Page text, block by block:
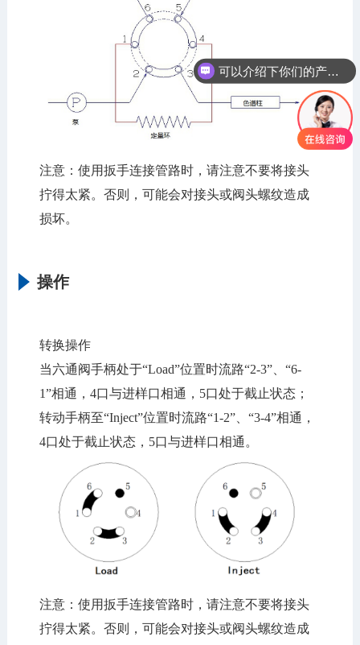
注意：使用扳手连接管路时，请注意不要将接头
拧得太紧。否则，可能会对接头或阀头螺纹造成
损坏。
操作
转换操作
当六通阀手柄处于“Load”位置时流路“2-3”、“6-
1”相通，4口与进样口相通，5口处于截止状态；
转动手柄至“Inject”位置时流路“1-2”、“3-4”相通，
4口处于截止状态，5口与进样口相通。
注意：使用扳手连接管路时，请注意不要将接头
拧得太紧。否则，可能会对接头或阀头螺纹造成
可以介绍下你们的产品么